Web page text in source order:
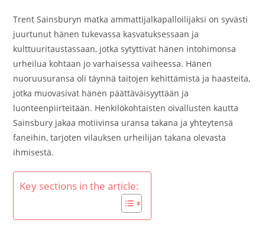
Trent Sainsburyn matka ammattijalkapalloilijaksi on syvästi
juurtunut hänen tukevassa kasvatuksessaan ja
kulttuuritaustassaan, jotka sytyttivät hänen intohimonsa
urheilua kohtaan jo varhaisessa vaiheessa. Hänen
nuoruusuransa oli täynnä taitojen kehittämistä ja haasteita,
jotka muovasivat hänen päättäväisyyttään ja
luonteenpiirteitään. Henkilökohtaisten oivallusten kautta
Sainsbury jakaa motiivinsa uransa takana ja yhteytensä
faneihin, tarjoten vilauksen urheilijan takana olevasta
ihmisestä.
Key sections in the article: